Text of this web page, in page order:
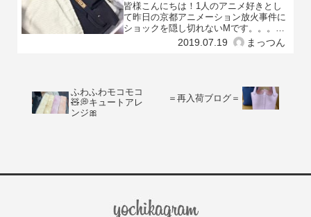
皆様こんにちは！1人のアニメ好きとし
て昨日の京都アニメーション放火事件に
ショックを隠し切れないMです。。。平
成以降被害者数が最大の放火事件とな
り、映像に出てくる建物を見ると真っ
2019.07.19 まっつん
ふわふわモコモコ
🧸💭キュートアレ
ンジ🎀
＝再入荷ブログ＝